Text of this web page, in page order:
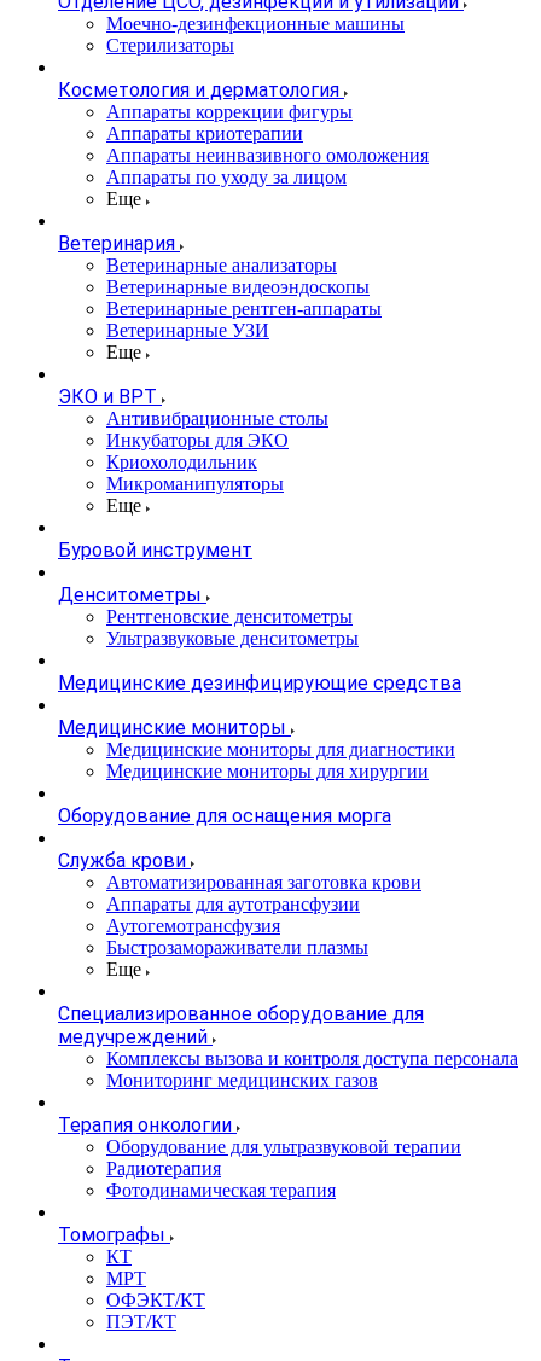
Моечно-дезинфекционные машины
Стерилизаторы
Косметология и дерматология
Аппараты коррекции фигуры
Аппараты криотерапии
Аппараты неинвазивного омоложения
Аппараты по уходу за лицом
Еще
Ветеринария
Ветеринарные анализаторы
Ветеринарные видеоэндоскопы
Ветеринарные рентген-аппараты
Ветеринарные УЗИ
Еще
ЭКО и ВРТ
Антивибрационные столы
Инкубаторы для ЭКО
Криохолодильник
Микроманипуляторы
Еще
Буровой инструмент
Денситометры
Рентгеновские денситометры
Ультразвуковые денситометры
Медицинские дезинфицирующие средства
Медицинские мониторы
Медицинские мониторы для диагностики
Медицинские мониторы для хирургии
Оборудование для оснащения морга
Служба крови
Автоматизированная заготовка крови
Аппараты для аутотрансфузии
Аутогемотрансфузия
Быстрозамораживатели плазмы
Еще
Специализированное оборудование для
медучреждений
Комплексы вызова и контроля доступа персонала
Мониторинг медицинских газов
Терапия онкологии
Оборудование для ультразвуковой терапии
Радиотерапия
Фотодинамическая терапия
Томографы
КТ
МРТ
ОФЭКТ/КТ
ПЭТ/КТ